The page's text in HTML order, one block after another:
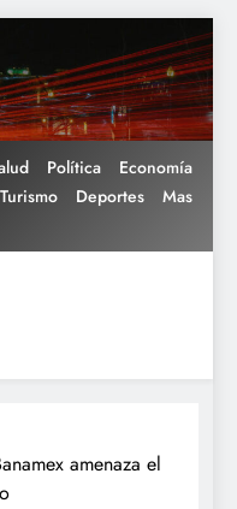
Política
Economía
Turismo Deportes Mas
amenaza el